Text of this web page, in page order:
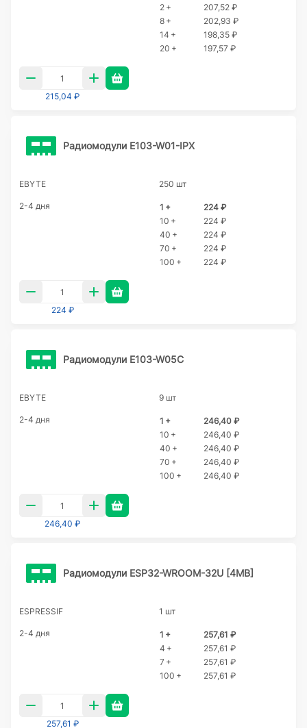
2 +
207,52 ₽
8 +
202,93 ₽
14 +
198,35 ₽
20 +
197,57 ₽
215,04 ₽
Радиомодули E103-W01-IPX
EBYTE 250 шт
2-4 дня 1 +
224 ₽
10 +
224 ₽
40 +
224 ₽
70 +
224 ₽
100 +
224 ₽
224 ₽
Радиомодули E103-W05C
EBYTE 9 шт
2-4 дня 1 +
246,40 ₽
10 +
246,40 ₽
40 +
246,40 ₽
70 +
246,40 ₽
100 +
246,40 ₽
246,40 ₽
Радиомодули ESP32-WROOM-32U [4MB]
ESPRESSIF 1 шт
2-4 дня 1 +
257,61 ₽
4 +
257,61 ₽
7 +
257,61 ₽
100 +
257,61 ₽
257,61 ₽